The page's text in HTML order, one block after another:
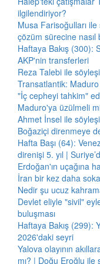
ilgilendiriyor?
Musa Farisoğulları
çözüm sürecine nasıl
Haftaya Bakış (300):
AKP'nin transferleri
Reza Talebi ile
Transatlantik:
"İç cepheyi tahkim"
Maduro'ya üzülmeli
Ahmet İnsel ile
Boğaziçi direnmeye
Hafta Başı (64):
direnişi 5. yıl |
Erdoğan'ın uçağına
İran bir kez daha
Nedir şu ucuz
Devlet eliyle "sivil"
buluşması
Haftaya Bakış (299):
2026'daki seyri
Yalova olayının
mı? | Doğu Eroğlu ile